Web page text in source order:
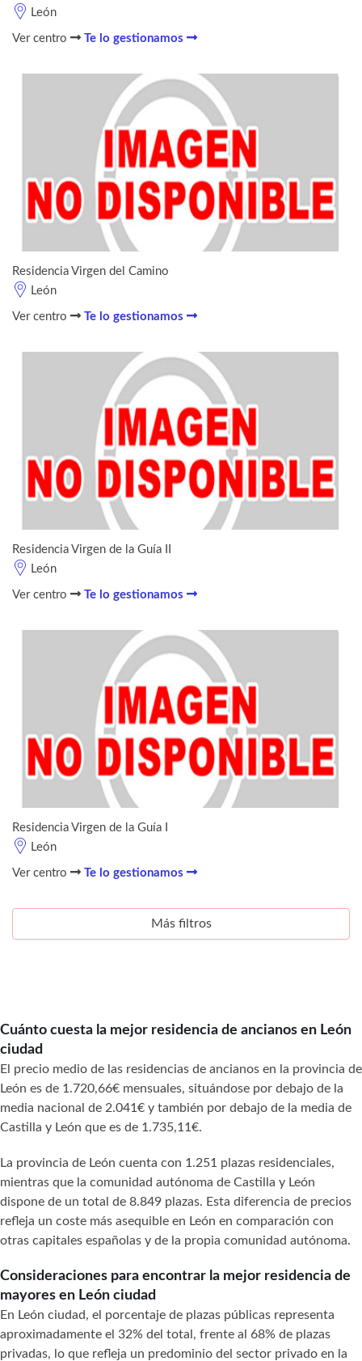
León
Ver centro Te lo gestionamos
Residencia Virgen del Camino
León
Ver centro Te lo gestionamos
Residencia Virgen de la Guía II
León
Ver centro Te lo gestionamos
Residencia Virgen de la Guía I
León
Ver centro Te lo gestionamos
Más filtros
Cuánto cuesta la mejor residencia de ancianos en León
ciudad
El precio medio de las residencias de ancianos en la provincia de
León es de 1.720,66€ mensuales, situándose por debajo de la
media nacional de 2.041€ y también por debajo de la media de
Castilla y León que es de 1.735,11€.
La provincia de León cuenta con 1.251 plazas residenciales,
mientras que la comunidad autónoma de Castilla y León
dispone de un total de 8.849 plazas. Esta diferencia de precios
refleja un coste más asequible en León en comparación con
otras capitales españolas y de la propia comunidad autónoma.
Consideraciones para encontrar la mejor residencia de
mayores en León ciudad
En León ciudad, el porcentaje de plazas públicas representa
aproximadamente el 32% del total, frente al 68% de plazas
privadas, lo que refleja un predominio del sector privado en la